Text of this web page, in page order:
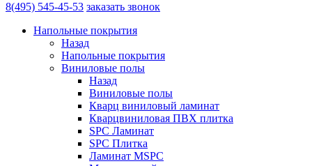
8(495) 545-45-53 заказать звонок
Напольные покрытия
Назад
Напольные покрытия
Виниловые полы
Назад
Виниловые полы
Кварц виниловый ламинат
Кварцвиниловая ПВХ плитка
SPC Ламинат
SPC Плитка
Ламинат MSPC